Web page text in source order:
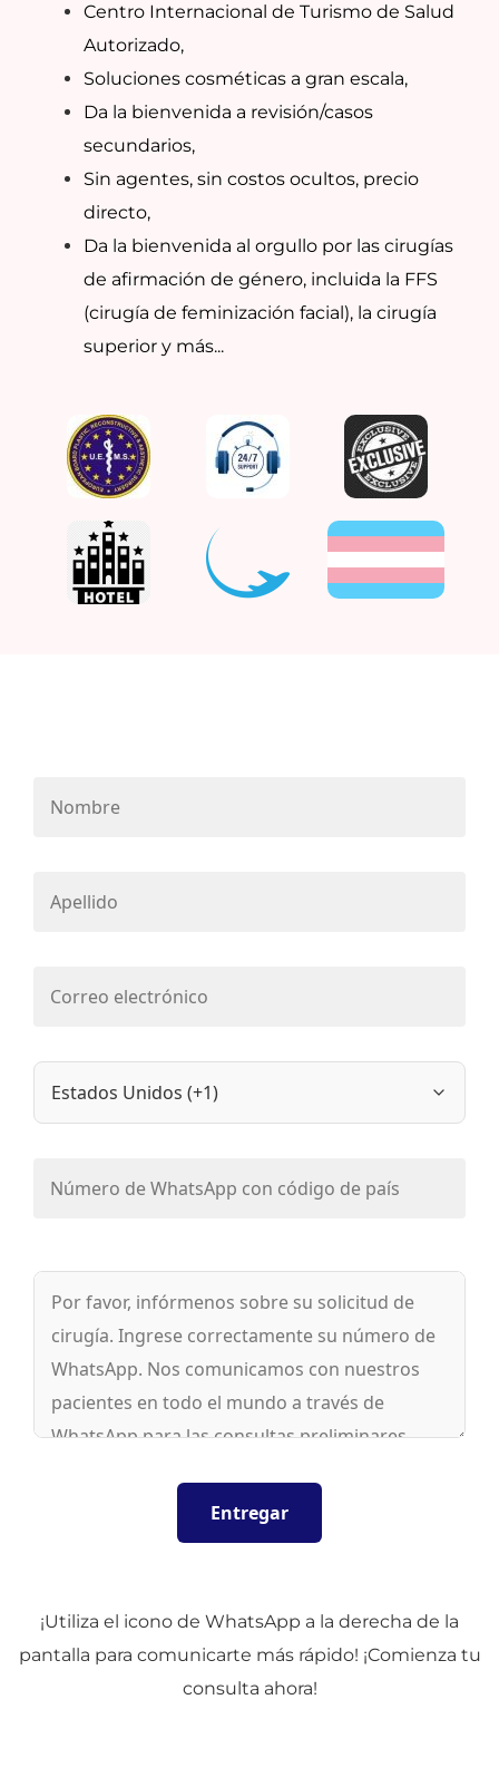
Centro Internacional de Turismo de Salud
Autorizado,
Soluciones cosméticas a gran escala,
Da la bienvenida a revisión/casos
secundarios,
Sin agentes, sin costos ocultos, precio
directo,
Da la bienvenida al orgullo por las cirugías
de afirmación de género, incluida la FFS
(cirugía de feminización facial), la cirugía
superior y más...
¡Utiliza el icono de WhatsApp a la derecha de la
pantalla para comunicarte más rápido! ¡Comienza tu
consulta ahora!